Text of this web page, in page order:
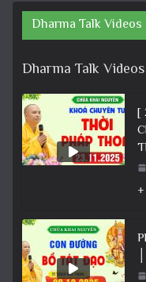
Dharma Talk Videos
Dharma Talk Videos
[